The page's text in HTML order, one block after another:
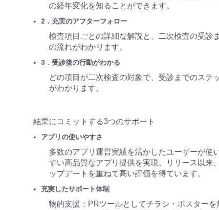
の経年変化を知ることができます。
2．充実のアフターフォロー
検査項目ごとの詳細な解説と、二次検査の受診
の流れがわかります。
3．受診後の行動がわかる
どの項目が二次検査の対象で、受診までのステ
がわかります。
結果にコミットする3つのサポート
アプリの使いやすさ
多数のアプリ運営実績を活かしたユーザーが使
すい高品質なアプリ提供を実現。リリース以来
ップデートを重ねて高い評価を得ています。
充実したサポート体制
物的支援：PRツールとしてチラシ・ポスターを